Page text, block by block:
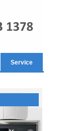
Service